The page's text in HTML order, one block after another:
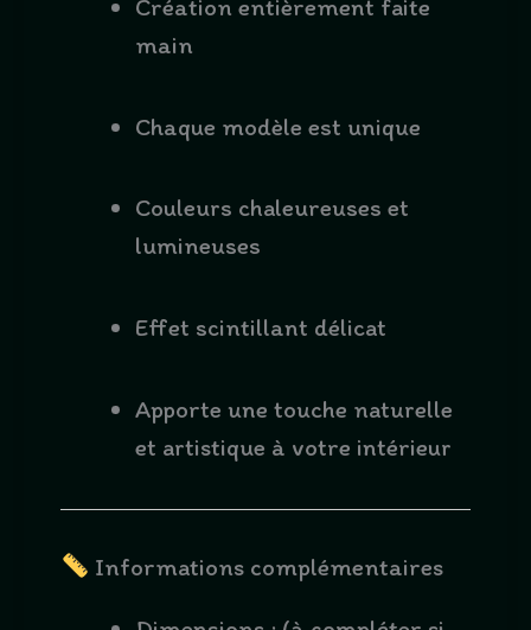
Création entièrement faite
main
Chaque modèle est unique
Couleurs chaleureuses et
lumineuses
Effet scintillant délicat
Apporte une touche naturelle
et artistique à votre intérieur
Informations complémentaires